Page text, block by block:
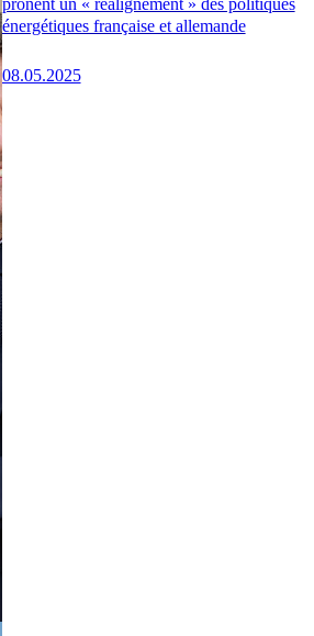
énergétiques française et allemande
08.05.2025